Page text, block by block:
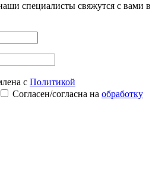
специалисты свяжутся с вами в
с Политикой
Согласен/согласна на обработку